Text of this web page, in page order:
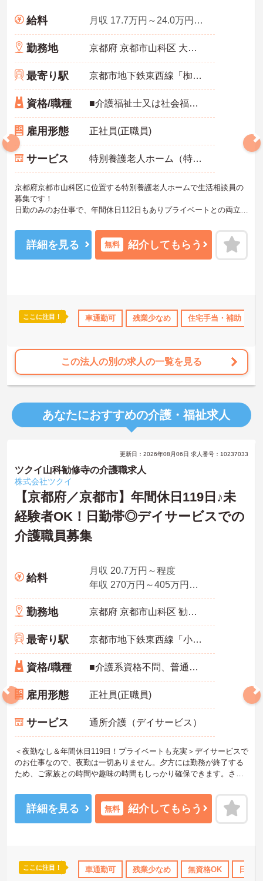
休日110日以上 産休･育休･介護休暇取得実績あり 社会保険完備
給料 月収 17.7万円～24.0万円程度 諸手当含む
勤務地 京都府 京都市山科区 大宅御所田町115-1
最寄り駅 京都市地下鉄東西線「椥辻駅」徒歩17分
資格/職種 ■介護福祉士又は社会福祉士いずれかの資格をお持ちの方 ■生活相談員経験のある方 ■普通自動車運転免許（AT限定可）
雇用形態 正社員(正職員)
サービス 特別養護老人ホーム（特養）
京都府京都市山科区に位置する特別養護老人ホームで生活相談員の
募集です！
日勤のみのお仕事で、年間休日112日もありプライベートとの両立を
通勤も楽々♪昇給や賞与制度があり、頑張りが評価されてしっかりと
還元されます。さらに各種手当もあるのは嬉しいポイントです◎し
っかりとしたフォロー体制で、経験に関わらず安心してスタートで
詳細を見る 無料 紹介してもらう
ここに注目！ 車通勤可 残業少なめ 住宅手当・補助
この法人の別の求人の一覧を見る
あなたにおすすめの介護・福祉求人
賞与あり 社会保険完備 交通費支給 退職金制度あり
更新日：2026年08月06日 求人番号：10237033
ツクイ山科勧修寺の介護職求人
株式会社ツクイ
【京都府／京都市】年間休日119日♪未
経験者OK！日勤帯◎デイサービスでの
介護職員募集
給料
月収 20.7万円～程度
年収 270万円～405万円程度 月給×12ヶ月＋賞与
勤務地 京都府 京都市山科区 勧修寺泉玉町2
最寄り駅 京都市地下鉄東西線「小野(京都)駅」徒歩15分
資格/職種 ■介護系資格不問、普通自動車運転免許(AT限定可) 必須 ■経験：不問
雇用形態 正社員(正職員)
サービス 通所介護（デイサービス）
＜夜勤なし＆年間休日119日！プライベートも充実＞デイサービスで
のお仕事なので、夜勤は一切ありません。夕方には勤務が終了する
ため、ご家族との時間や趣味の時間もしっかり確保できます。さら
れ、年間休日はたっぷり119日。無理なく働き続けられるリズムが整
っており、仕事とプライベートのメリハリをつけて働きたい方にぴ
また、全国展開する同社ならではの多彩なキャリアパスがあり、管
理職や専門職への挑戦、異なるサービスへのキャリアチェンジも可
詳細を見る 無料 紹介してもらう
ここに注目！ 車通勤可 残業少なめ 無資格OK 日勤